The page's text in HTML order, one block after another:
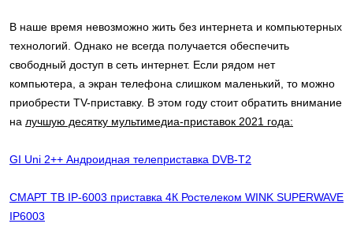
В наше время невозможно жить без интернета и компьютерных
технологий. Однако не всегда получается обеспечить
свободный доступ в сеть интернет. Если рядом нет
компьютера, а экран телефона слишком маленький, то можно
приобрести TV-приставку. В этом году стоит обратить внимание
на лучшую десятку мультимедиа-приставок 2021 года:
GI Uni 2++ Андроидная телеприставка DVB-T2
СМАРТ ТВ IP-6003 приставка 4К Ростелеком WINK SUPERWAVE
IP6003